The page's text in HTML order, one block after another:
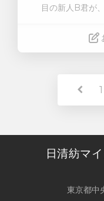
目の新人B君が
1
日清紡マ
東京都中